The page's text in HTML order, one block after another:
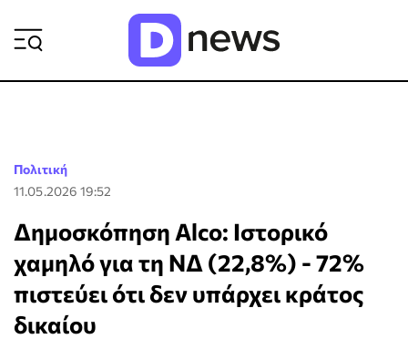
Πολιτική
11.05.2026 19:52
Δημοσκόπηση Alco: Ιστορικό
χαμηλό για τη ΝΔ (22,8%) - 72%
πιστεύει ότι δεν υπάρχει κράτος
δικαίου